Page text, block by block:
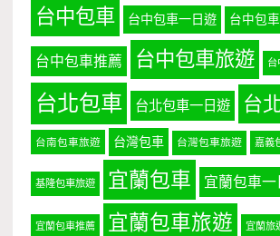
台中包車 台中包車一日遊 台中包
台中包車推薦 台中包車旅遊 台
台北包車 台北包車一日遊 台
台南包車旅遊 台灣包車 台灣包車旅遊 嘉義
基隆包車旅遊 宜蘭包車 宜蘭包車一
宜蘭包車推薦 宜蘭包車旅遊 宜蘭旅